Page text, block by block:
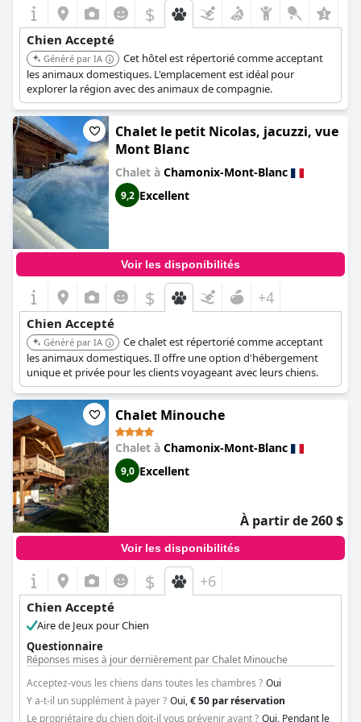
$
Chien Accepté
Généré par IA
Cet hôtel est répertorié comme acceptant
les animaux domestiques. L'emplacement est idéal pour
explorer la région avec des animaux de compagnie.
Chalet le petit Nicolas, jacuzzi, vue
Mont Blanc
Chalet à Chamonix-Mont-Blanc
9,2 Excellent
Voir les disponibilités
$ +4
Chien Accepté
Généré par IA
Ce chalet est répertorié comme acceptant
les animaux domestiques. Il offre une option d'hébergement
unique et privée pour les clients voyageant avec leurs chiens.
Chalet Minouche
Chalet à Chamonix-Mont-Blanc
9,0 Excellent
À partir de 260 $
Voir les disponibilités
$ +6
Chien Accepté
Aire de Jeux pour Chien
Questionnaire
Réponses mises à jour dernièrement par Chalet Minouche
Acceptez-vous les chiens dans toutes les chambres ? Oui
Y a-t-il un supplément à payer ? Oui,€ 50 par réservation
Le propriétaire du chien doit-il vous prévenir avant ? Oui, Pendant le